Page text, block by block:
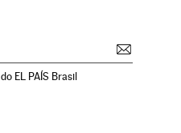
EL PAÍS Brasil